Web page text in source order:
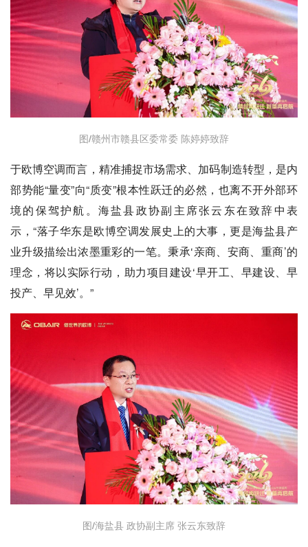
图/赣州市赣县区委常委 陈婷婷致辞
于欧博空调而言，精准捕捉市场需求、加码制造转型，是内
部势能“量变”向“质变”根本性跃迁的必然，也离不开外部环
境的保驾护航。海盐县政协副主席张云东在致辞中表
示，“落子华东是欧博空调发展史上的大事，更是海盐县产
业升级描绘出浓墨重彩的一笔。秉承‘亲商、安商、重商’的
理念，将以实际行动，助力项目建设‘早开工、早建设、早
投产、早见效’。”
图/海盐县 政协副主席 张云东致辞